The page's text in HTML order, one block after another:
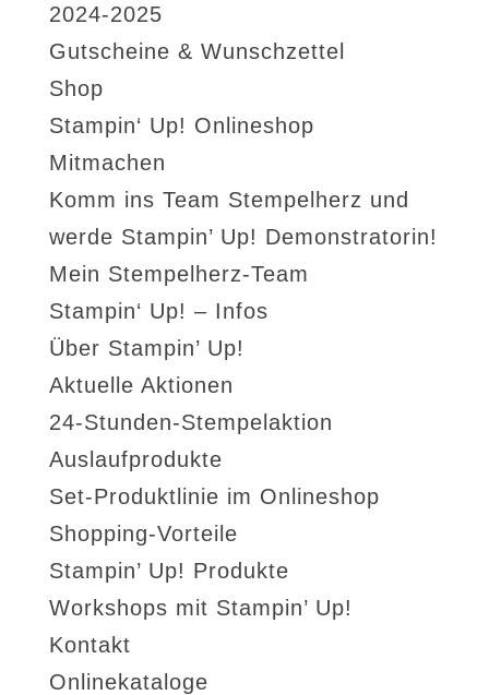
2024-2025
Gutscheine & Wunschzettel
Shop
Stampin‘ Up! Onlineshop
Mitmachen
Komm ins Team Stempelherz und
werde Stampin’ Up! Demonstratorin!
Mein Stempelherz-Team
Stampin‘ Up! – Infos
Über Stampin’ Up!
Aktuelle Aktionen
24-Stunden-Stempelaktion
Auslaufprodukte
Set-Produktlinie im Onlineshop
Shopping-Vorteile
Stampin’ Up! Produkte
Workshops mit Stampin’ Up!
Kontakt
Onlinekataloge